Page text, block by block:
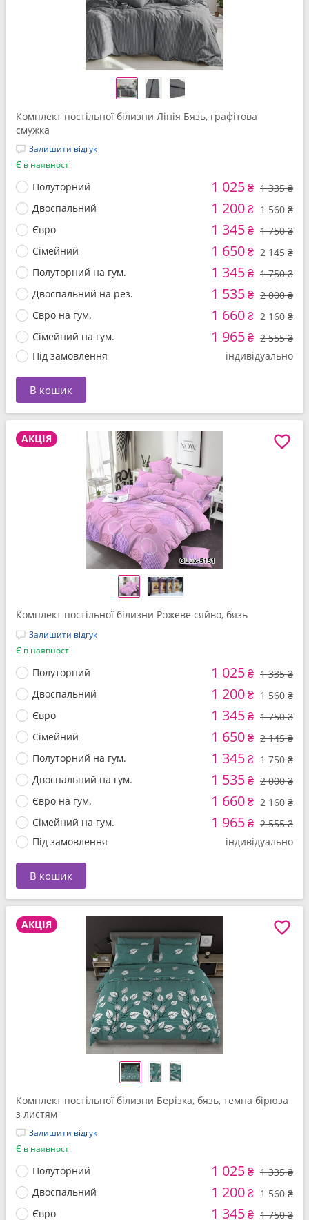
Комплект постільної білизни Лінія Бязь, графітова
смужка
Залишити відгук
Є в наявності
Полуторний 1 025₴ 1 335 ₴
Двоспальний
1 200₴ 1 560 ₴
Євро
1 345₴ 1 750 ₴
Сімейний
1 650₴ 2 145 ₴
Полуторний на гум.
1 345₴ 1 750 ₴
Двоспальний на рез.
1 535₴ 2 000 ₴
Євро на гум.
1 660₴ 2 160 ₴
Сімейний на гум.
1 965₴ 2 555 ₴
Під замовлення
індивідуально
В кошик
АКЦІЯ
Комплект постільної білизни Рожеве сяйво, бязь
Залишити відгук
Є в наявності
Полуторний 1 025₴ 1 335 ₴
Двоспальний
1 200₴ 1 560 ₴
Євро
1 345₴ 1 750 ₴
Сімейний
1 650₴ 2 145 ₴
Полуторний на гум.
1 345₴ 1 750 ₴
Двоспальний на гум.
1 535₴ 2 000 ₴
Євро на гум.
1 660₴ 2 160 ₴
Сімейний на гум.
1 965₴ 2 555 ₴
Під замовлення
індивідуально
В кошик
АКЦІЯ
Комплект постільної білизни Берізка, бязь, темна бірюза
з листям
Залишити відгук
Є в наявності
Полуторний 1 025₴ 1 335 ₴
Двоспальний
1 200₴ 1 560 ₴
Євро
1 345₴ 1 750 ₴